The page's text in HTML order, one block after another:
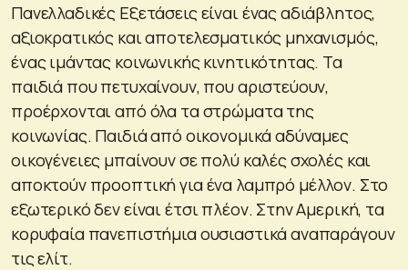
Πανελλαδικές Εξετάσεις είναι ένας αδιάβλητος,
αξιοκρατικός και αποτελεσματικός μηχανισμός,
ένας ιμάντας κοινωνικής κινητικότητας. Τα
παιδιά που πετυχαίνουν, που αριστεύουν,
προέρχονται από όλα τα στρώματα της
κοινωνίας. Παιδιά από οικονομικά αδύναμες
οικογένειες μπαίνουν σε πολύ καλές σχολές και
αποκτούν προοπτική για ένα λαμπρό μέλλον. Στο
εξωτερικό δεν είναι έτσι πλέον. Στην Αμερική, τα
κορυφαία πανεπιστήμια ουσιαστικά αναπαράγουν
τις ελίτ.